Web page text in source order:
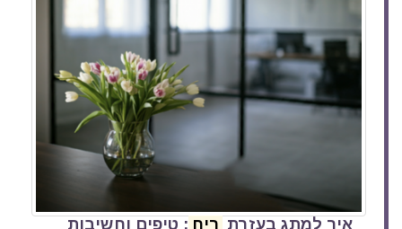
איך למתג בעזרת ריח : טיפים וחשיבות